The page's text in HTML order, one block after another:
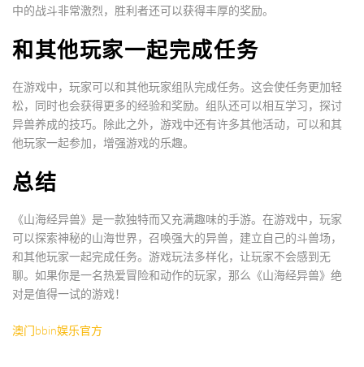
中的战斗非常激烈，胜利者还可以获得丰厚的奖励。
和其他玩家一起完成任务
在游戏中，玩家可以和其他玩家组队完成任务。这会使任务更加轻
松，同时也会获得更多的经验和奖励。组队还可以相互学习，探讨
异兽养成的技巧。除此之外，游戏中还有许多其他活动，可以和其
他玩家一起参加，增强游戏的乐趣。
总结
《山海经异兽》是一款独特而又充满趣味的手游。在游戏中，玩家
可以探索神秘的山海世界，召唤强大的异兽，建立自己的斗兽场，
和其他玩家一起完成任务。游戏玩法多样化，让玩家不会感到无
聊。如果你是一名热爱冒险和动作的玩家，那么《山海经异兽》绝
对是值得一试的游戏！
澳门bbin娱乐官方